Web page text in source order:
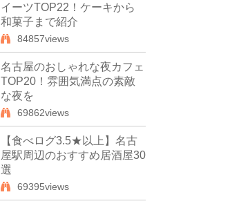
イーツTOP22！ケーキから
和菓子まで紹介
84857views
名古屋のおしゃれな夜カフェ
TOP20！雰囲気満点の素敵
な夜を
69862views
【食べログ3.5★以上】名古
屋駅周辺のおすすめ居酒屋30
選
69395views